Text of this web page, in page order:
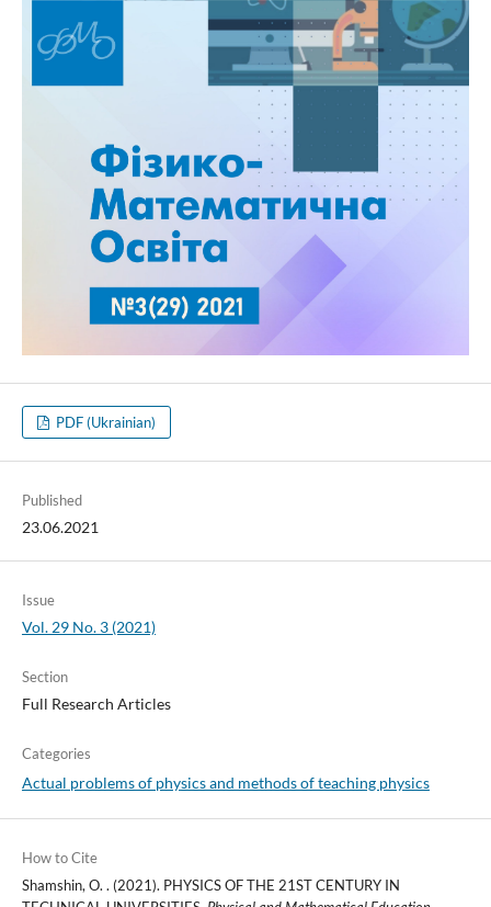
PDF (Ukrainian)
Published
23.06.2021
Issue
Vol. 29 No. 3 (2021)
Section
Full Research Articles
Categories
Actual problems of physics and methods of teaching physics
How to Cite
Shamshin, O. . (2021). PHYSICS OF THE 21ST CENTURY IN